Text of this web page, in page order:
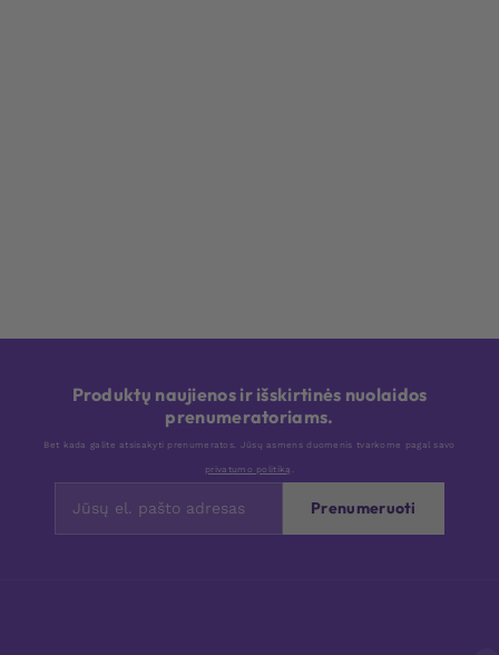
Produktų naujienos ir išskirtinės nuolaidos
prenumeratoriams.
Bet kada galite atsisakyti prenumeratos. Jūsų asmens duomenis tvarkome pagal savo
privatumo politiką
Prenumeruoti